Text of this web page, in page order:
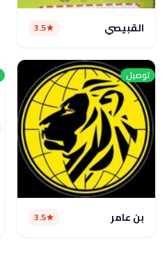
القبيصي 3.5
توصيل
بن عامر 3.5